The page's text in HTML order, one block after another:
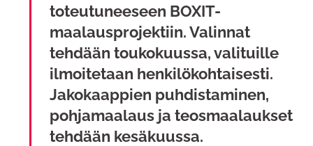
toteutuneeseen BOXIT-
maalausprojektiin. Valinnat
tehdään toukokuussa, valituille
ilmoitetaan henkilökohtaisesti.
Jakokaappien puhdistaminen,
pohjamaalaus ja teosmaalaukset
tehdään kesäkuussa.